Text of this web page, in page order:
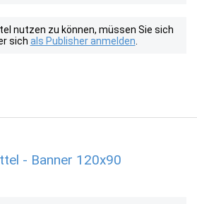
nutzen zu können, müssen Sie sich
sich als Publisher anmelden
- Banner 120x90